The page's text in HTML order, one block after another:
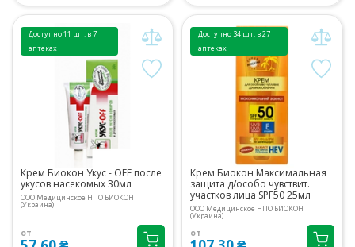
Доступно 11 шт. в 7
аптеках
Крем Биокон Укус - OFF после
укусов насекомых 30мл
ООО Медицинское НПО БИОКОН
(Украина)
от
Доступно 34 шт. в 27
аптеках
Крем Биокон Максимальная
защита д/особо чувствит.
участков лица SPF50 25мл
ООО Медицинское НПО БИОКОН
(Украина)
от